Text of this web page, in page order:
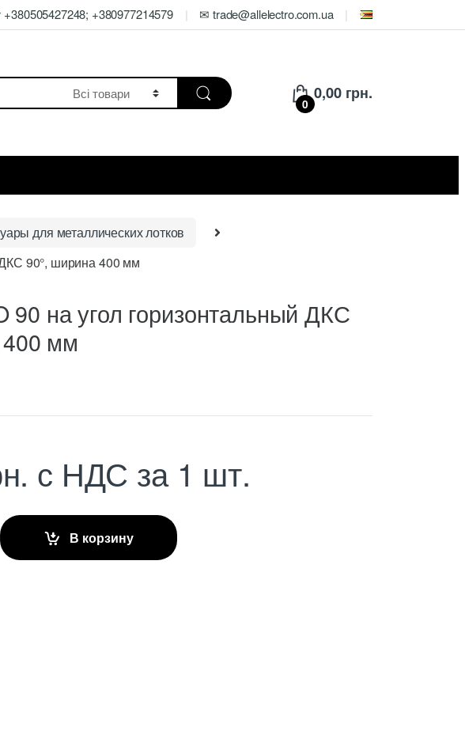
+380977214579 ✉ trade@allelectro.com.ua
0
0,00 грн.
для металлических лотков
90°, ширина 400 мм
90 на угол горизонтальный ДКС
мм
с НДС за 1 шт.
В корзину